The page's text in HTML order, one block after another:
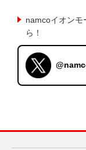
namcoイオンモ
ら！